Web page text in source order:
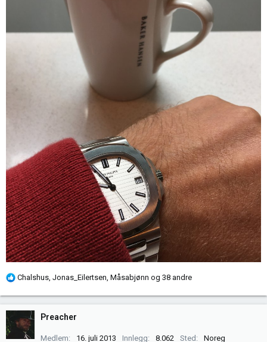
R
k
s
Chalshus, Jonas_Eilertsen, Måsabjønn og 38 andre
Preacher
Medlem 16. juli 2013 Innlegg 8.062 Sted Noreg